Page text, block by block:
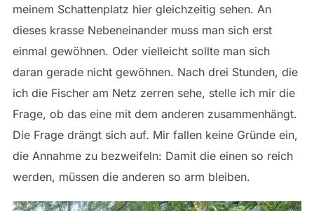
meinem Schattenplatz hier gleichzeitig sehen. An
dieses krasse Nebeneinander muss man sich erst
einmal gewöhnen. Oder vielleicht sollte man sich
daran gerade nicht gewöhnen. Nach drei Stunden, die
ich die Fischer am Netz zerren sehe, stelle ich mir die
Frage, ob das eine mit dem anderen zusammenhängt.
Die Frage drängt sich auf. Mir fallen keine Gründe ein,
die Annahme zu bezweifeln: Damit die einen so reich
werden, müssen die anderen so arm bleiben.